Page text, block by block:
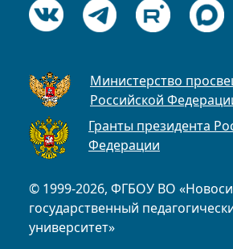
© 1999-2026, ФГБОУ ВО
государственный
университет»
Министерство
Российской
Гранты президента
Федерации